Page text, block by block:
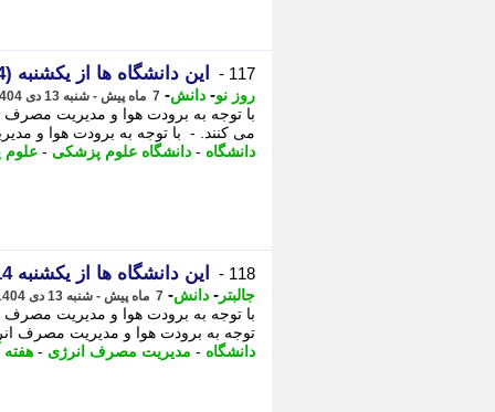
117 - این دانشگاه ها از یکشنبه (14 دی) تا آخر هفته تعطیل شدند
روز نو- دانش- 7 ماه پیش - شنبه 13 دی 1404، 15:17
با توجه به برودت هوا و مدیریت مصرف
می کنند. - با توجه به برودت هوا و
دانشگاه - دانشگاه علوم پزشکی -
118 - این دانشگاه ها از یکشنبه 14 دی تا آخر هفته تعطیل شدند+ اسامی
جالبتر - دانش- 7 ماه پیش - شنبه 13 دی 1404، 10:47
با توجه به برودت هوا و مدیریت مصرف
توجه به برودت هوا و مدیریت مصرف
دانشگاه - مدیریت مصرف انرژی - هفته